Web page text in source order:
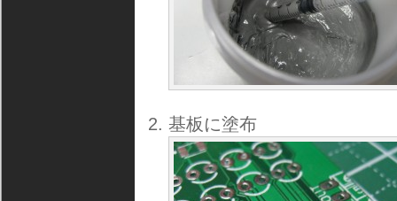
基板に塗布